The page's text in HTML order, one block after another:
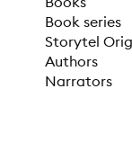
Book series
Storytel
Authors
Narrators